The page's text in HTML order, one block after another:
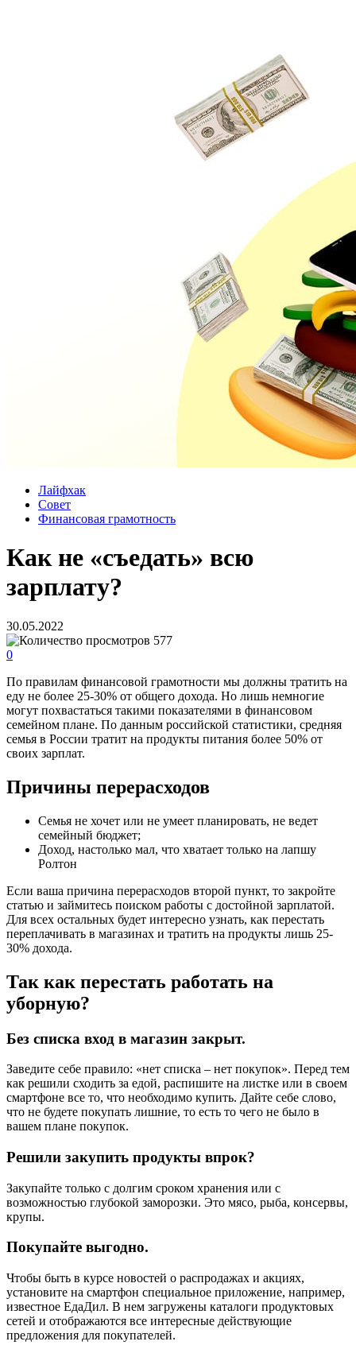
Лайфхак
Совет
Финансовая грамотность
Как не «съедать» всю
зарплату?
30.05.2022
577
0
По правилам финансовой грамотности мы должны тратить на
еду не более 25-30% от общего дохода. Но лишь немногие
могут похвастаться такими показателями в финансовом
семейном плане. По данным российской статистики, средняя
семья в России тратит на продукты питания более 50% от
своих зарплат.
Причины перерасходов
Семья не хочет или не умеет планировать, не ведет
семейный бюджет;
Доход, настолько мал, что хватает только на лапшу
Ролтон
Если ваша причина перерасходов второй пункт, то закройте
статью и займитесь поиском работы с достойной зарплатой.
Для всех остальных будет интересно узнать, как перестать
переплачивать в магазинах и тратить на продукты лишь 25-
30% дохода.
Так как перестать работать на
уборную?
Без списка вход в магазин закрыт.
Заведите себе правило: «нет списка – нет покупок». Перед тем
как решили сходить за едой, распишите на листке или в своем
смартфоне все то, что необходимо купить. Дайте себе слово,
что не будете покупать лишние, то есть то чего не было в
вашем плане покупок.
Решили закупить продукты впрок?
Закупайте только с долгим сроком хранения или с
возможностью глубокой заморозки. Это мясо, рыба, консервы,
крупы.
Покупайте выгодно.
Чтобы быть в курсе новостей о распродажах и акциях,
установите на смартфон специальное приложение, например,
известное ЕдаДил. В нем загружены каталоги продуктовых
сетей и отображаются все интересные действующие
предложения для покупателей.